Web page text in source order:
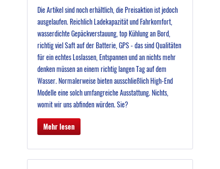
Die Artikel sind noch erhältlich, die Preisaktion ist jedoch
ausgelaufen. Reichlich Ladekapazität und Fahrkomfort,
wasserdichte Gepäckverstauung, top Kühlung an Bord,
richtig viel Saft auf der Batterie, GPS - das sind Qualitäten
für ein echtes Loslassen, Entspannen und an nichts mehr
denken müssen an einem richtig langen Tag auf dem
Wasser. Normalerweise bieten ausschließlich High-End
Modelle eine solch umfangreiche Ausstattung. Nichts,
womit wir uns abfinden würden. Sie?
Mehr lesen